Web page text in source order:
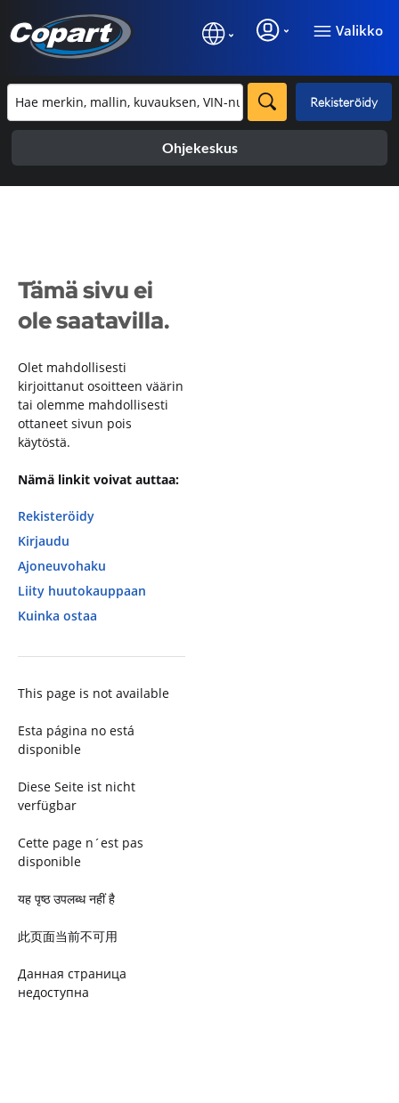
Valikko
Rekisteröidy
Ohjekeskus
Tämä sivu ei
ole saatavilla.
Olet mahdollisesti
kirjoittanut osoitteen väärin
tai olemme mahdollisesti
ottaneet sivun pois
käytöstä.
Nämä linkit voivat auttaa:
Rekisteröidy
Kirjaudu
Ajoneuvohaku
Liity huutokauppaan
Kuinka ostaa
This page is not available
Esta página no está
disponible
Diese Seite ist nicht
verfügbar
Cette page n´est pas
disponible
यह पृष्ठ उपलब्ध नहीं है
此页面当前不可用
Данная страница
недоступна